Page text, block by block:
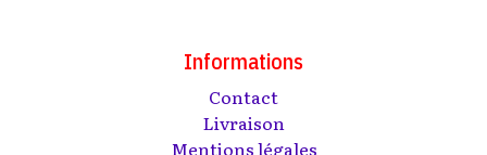
Informations
Contact
Livraison
Mentions légales